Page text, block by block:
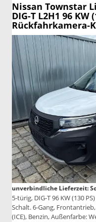
Nissan Townstar
DIG-T L2H1 96 KW
Rückfahrkamera-
unverbindliche Lieferzeit:
5-türig, DIG-T 96 KW (130
Schalt. 6-Gang,
(ICE), Benzin, Außenfarbe: